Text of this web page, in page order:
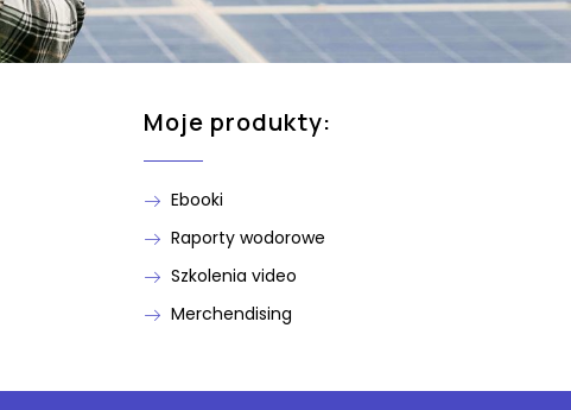
Moje produkty:
Ebooki
Raporty wodorowe
Szkolenia video
Merchendising